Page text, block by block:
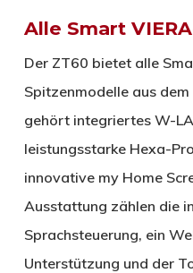
Alle Smart
Der ZT60 bietet alle
Spitzenmodelle aus
gehört integriertes W-
leistungsstarke Hexa-
innovative my Home
Ausstattung zählen die
Sprachsteuerung, ein
Unterstützung und der